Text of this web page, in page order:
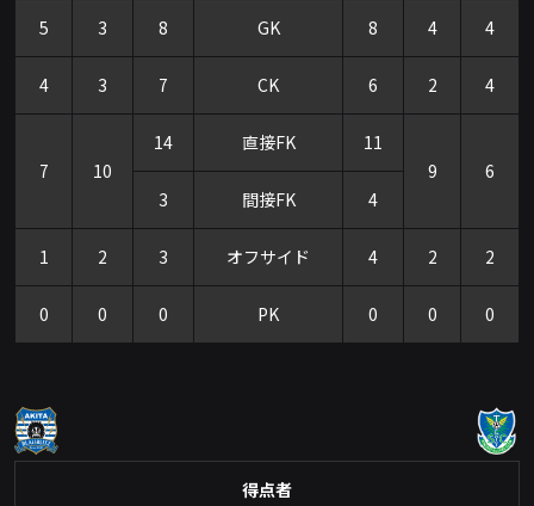
5 3 8 GK 8 4 4
4 3 7 CK 6 2 4
7 10
14 直接FK
11
9
6
3
間接FK 4
1 2 3 オフサイド 4 2 2
0 0 0 PK 0 0 0
得点者